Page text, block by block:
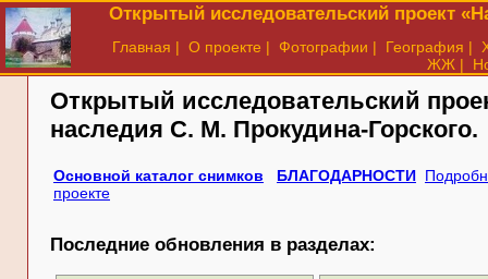
Открытый исследовательский проект
Главная | О проекте | Фотографии | География |
ЖЖ |
Открытый исследовательский
наследия С. М. Прокудина-Горского.
Основной каталог снимков БЛАГОДАРНОСТИ
проекте
Последние обновления в разделах: